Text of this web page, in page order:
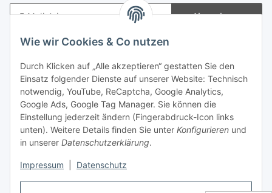
Wie wir Cookies & Co nutzen
Durch Klicken auf „Alle akzeptieren“ gestatten Sie den
Einsatz folgender Dienste auf unserer Website: Technisch
notwendig, YouTube, ReCaptcha, Google Analytics,
Google Ads, Google Tag Manager. Sie können die
Einstellung jederzeit ändern (Fingerabdruck-Icon links
unten). Weitere Details finden Sie unter Konfigurieren und
in unserer Datenschutzerklärung.
Impressum Datenschutz
Abonnieren
Newsletter Abonnieren
Informationen
Gesetzliche Informationen
Spieletreffs in Jülich & Umgebung